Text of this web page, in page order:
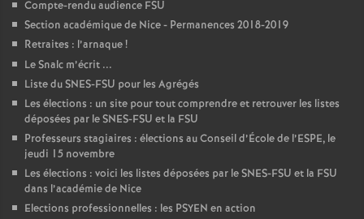
Compte-rendu audience FSU
Section académique de Nice - Permanences 2018-2019
Retraites : l’arnaque!
Le Snalc m’écrit ...
Liste du SNES-FSU pour les Agrégés
Les élections : un site pour tout comprendre et retrouver les listes
déposées par le SNES-FSU et la FSU
Professeurs stagiaires : élections au Conseil d’École de l’ESPE, le
jeudi 15 novembre
Les élections : voici les listes déposées par le SNES-FSU et la FSU
dans l’académie de Nice
Elections professionnelles : les PSYEN en action